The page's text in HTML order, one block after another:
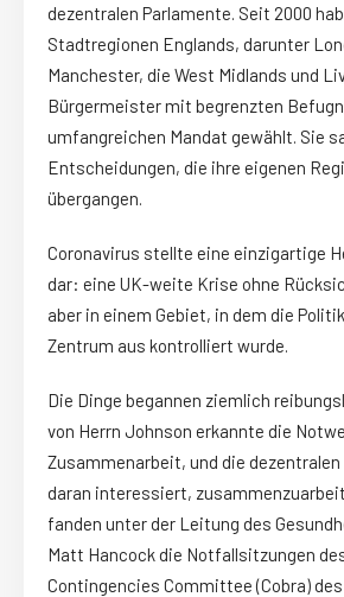
dezentralen Parlamente. Seit 2000
Stadtregionen Englands, darunter
Manchester, die West Midlands und
Bürgermeister mit begrenzten
umfangreichen Mandat gewählt. Sie
Entscheidungen, die ihre eigenen
übergangen.
Coronavirus stellte eine einzigartige
dar: eine UK-weite Krise ohne
aber in einem Gebiet, in dem die
Zentrum aus kontrolliert wurde.
Die Dinge begannen ziemlich
von Herrn Johnson erkannte die
Zusammenarbeit, und die
daran interessiert,
fanden unter der Leitung des
Matt Hancock die Notfallsitzungen
Contingencies Committee (Cobra)